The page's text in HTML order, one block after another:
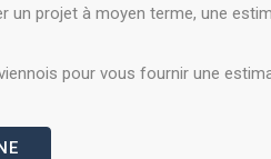
un projet à moyen terme, une
pour vous fournir une